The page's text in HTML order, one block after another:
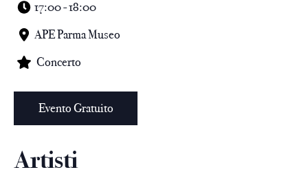
17:00 - 18:00
APE Parma Museo
Concerto
Evento Gratuito
Artisti